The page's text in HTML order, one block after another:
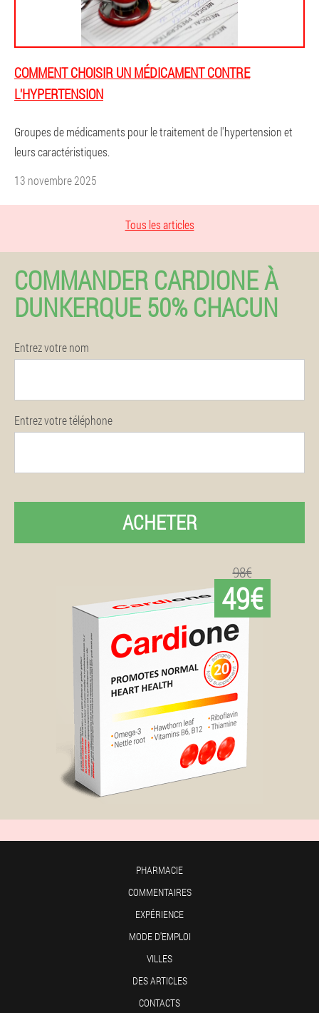
COMMENT CHOISIR UN MÉDICAMENT CONTRE
L'HYPERTENSION
Groupes de médicaments pour le traitement de l'hypertension et
leurs caractéristiques.
13 novembre 2025
Tous les articles
COMMANDER CARDIONE À
DUNKERQUE 50% CHACUN
Entrez votre nom
Entrez votre téléphone
ACHETER
98€
49€
PHARMACIE
COMMENTAIRES
EXPÉRIENCE
MODE D'EMPLOI
VILLES
DES ARTICLES
CONTACTS